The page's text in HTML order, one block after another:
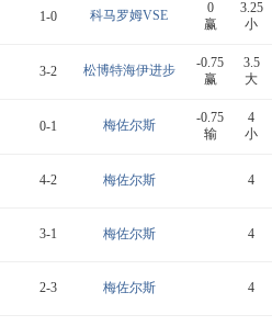
1-0 科马罗姆VSE
0
赢
3.25
小
3-2 松博特海伊进步
-0.75
赢
3.5
大
0-1 梅佐尔斯
-0.75
输
4
小
4-2 梅佐尔斯 4
3-1 梅佐尔斯 4
2-3 梅佐尔斯 4